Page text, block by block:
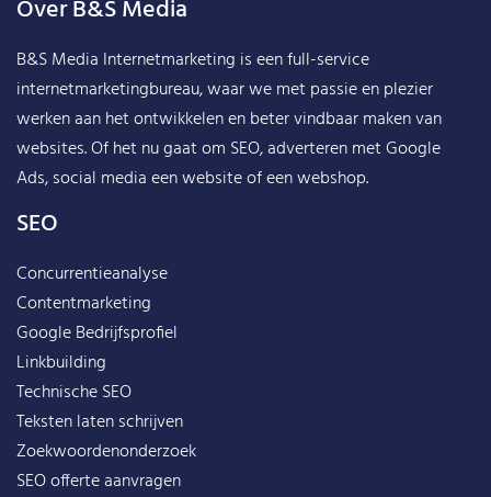
Over B&S Media
B&S Media Internetmarketing is een full-service
internetmarketingbureau, waar we met passie en plezier
werken aan het ontwikkelen en beter vindbaar maken van
websites. Of het nu gaat om SEO, adverteren met Google
Ads, social media een website of een webshop.
SEO
Concurrentieanalyse
Contentmarketing
Google Bedrijfsprofiel
Linkbuilding
Technische SEO
Teksten laten schrijven
Zoekwoordenonderzoek
SEO offerte aanvragen